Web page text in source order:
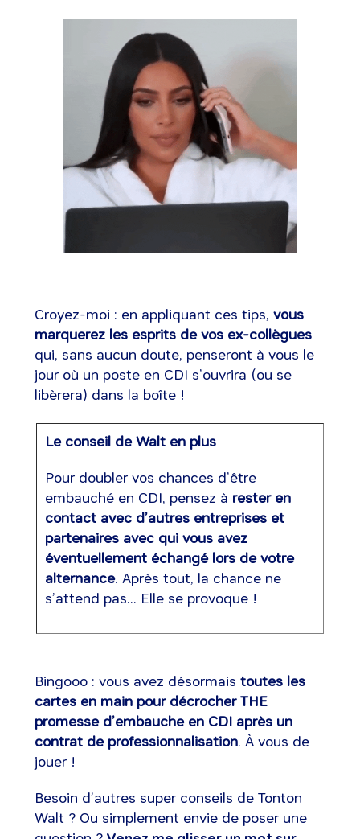
Croyez-moi : en appliquant ces tips, vous
marquerez les esprits de vos ex-collègues
qui, sans aucun doute, penseront à vous le
jour où un poste en CDI s’ouvrira (ou se
libèrera) dans la boîte !
Le conseil de Walt en plus
Pour doubler vos chances d’être
embauché en CDI, pensez à rester en
contact avec d’autres entreprises et
partenaires avec qui vous avez
éventuellement échangé lors de votre
alternance. Après tout, la chance ne
s’attend pas... Elle se provoque !
Bingooo : vous avez désormais toutes les
cartes en main pour décrocher THE
promesse d’embauche en CDI après un
contrat de professionnalisation. À vous de
jouer !
Besoin d’autres super conseils de Tonton
Walt ? Ou simplement envie de poser une